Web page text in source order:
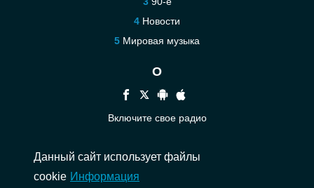
Новости
Мировая музыка
О
Включите свое радио
Связаться
Данный сайт использует файлы
cookie Информация